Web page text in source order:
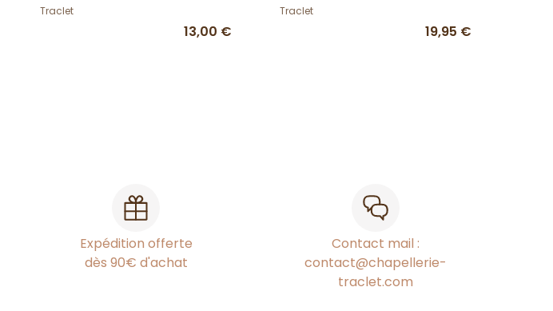
Traclet
13,00 €
Traclet
19,95 €
Expédition offerte
dès 90€ d'achat
Contact mail :
contact@chapellerie-
traclet.com